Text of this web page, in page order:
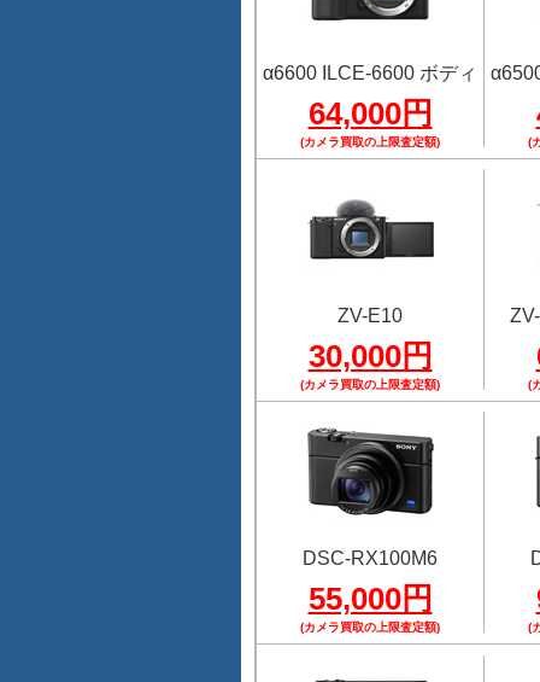
α6600 ILCE-6600 ボディ
64,000円
(カメラ買取の上限査定額) (
ZV-E10
30,000円
(カメラ買取の上限査定額) (
DSC-RX100M6
55,000円
(カメラ買取の上限査定額) (